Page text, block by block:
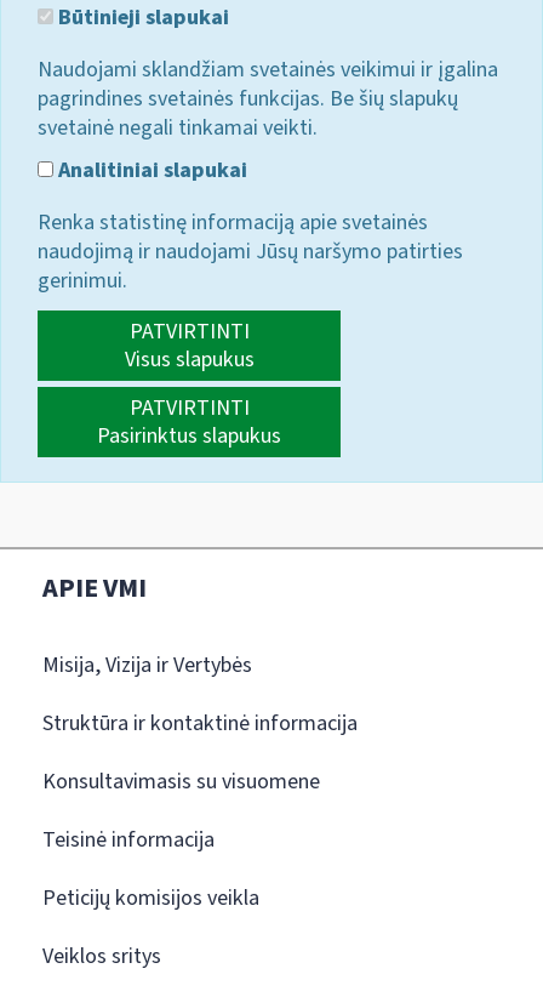
Būtinieji slapukai
Naudojami sklandžiam svetainės veikimui ir įgalina
pagrindines svetainės funkcijas. Be šių slapukų
svetainė negali tinkamai veikti.
Analitiniai slapukai
Renka statistinę informaciją apie svetainės
naudojimą ir naudojami Jūsų naršymo patirties
gerinimui.
PATVIRTINTI
Visus slapukus
PATVIRTINTI
Pasirinktus slapukus
APIE VMI
Misija, Vizija ir Vertybės
Struktūra ir kontaktinė informacija
Konsultavimasis su visuomene
Teisinė informacija
Peticijų komisijos veikla
Veiklos sritys